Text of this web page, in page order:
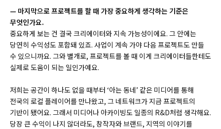
— 마지막으로 프로젝트를 할 때 가장 중요하게 생각하는 기준은
무엇인가요.
중요하게 보는 건 결국 크리에이터와 지속 가능성이에요. 그 안에는
당연히 수익성도 포함돼 있죠. 사업이 계속 가야 다음 프로젝트도 만들
수 있으니까요. 그와 별개로, 프로젝트를 볼 때 이게 크리에이터들한테도
실제로 도움이 되는 일인가예요.
저희는 공간이 하나도 없을 때부터 ‘아는 동네’ 같은 미디어를 통해
전국의 로컬 플레이어를 만나왔고, 그 네트워크가 지금 프로젝트의
기반이 됐어요. 그래서 미디어나 아카이빙도 일종의 R&D처럼 생각해요.
당장 큰 수익이 나지 않더라도, 창작자와 브랜드, 지역의 이야기를